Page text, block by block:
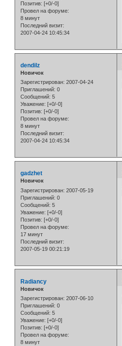
Позитив: [+0/-0]
Провел на форуме:
8 минут
Последний визит:
2007-04-24 10:45:34
dendilz
Новичок
Зарегистрирован: 2007-04-24
Приглашений: 0
Сообщений: 5
Уважение: [+0/-0]
Позитив: [+0/-0]
Провел на форуме:
8 минут
Последний визит:
2007-04-24 10:45:34
gadzhet
Новичок
Зарегистрирован: 2007-05-19
Приглашений: 0
Сообщений: 5
Уважение: [+0/-0]
Позитив: [+0/-0]
Провел на форуме:
17 минут
Последний визит:
2007-05-19 00:21:19
Radiancy
Новичок
Зарегистрирован: 2007-06-10
Приглашений: 0
Сообщений: 5
Уважение: [+0/-0]
Позитив: [+0/-0]
Провел на форуме:
8 минут